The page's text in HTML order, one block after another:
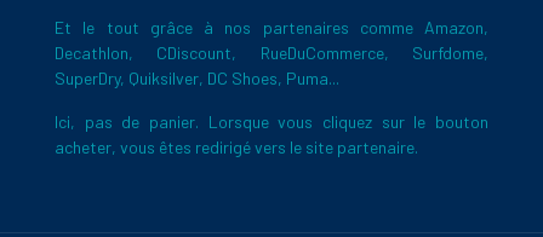
Et le tout grâce à nos partenaires comme Amazon,
Decathlon, CDiscount, RueDuCommerce, Surfdome,
SuperDry, Quiksilver, DC Shoes, Puma...
Ici, pas de panier. Lorsque vous cliquez sur le bouton
acheter, vous êtes redirigé vers le site partenaire.